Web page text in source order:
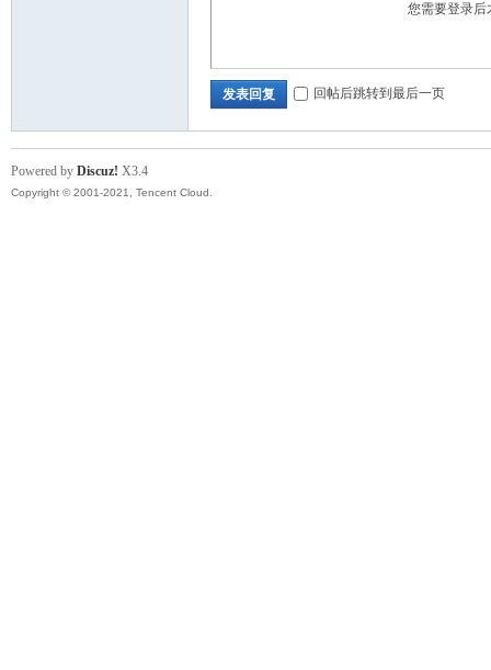
您需要登录
发表回复 回帖后跳转到最后一页
Powered by Discuz! X3.4
Copyright © 2001-2021, Tencent Cloud.